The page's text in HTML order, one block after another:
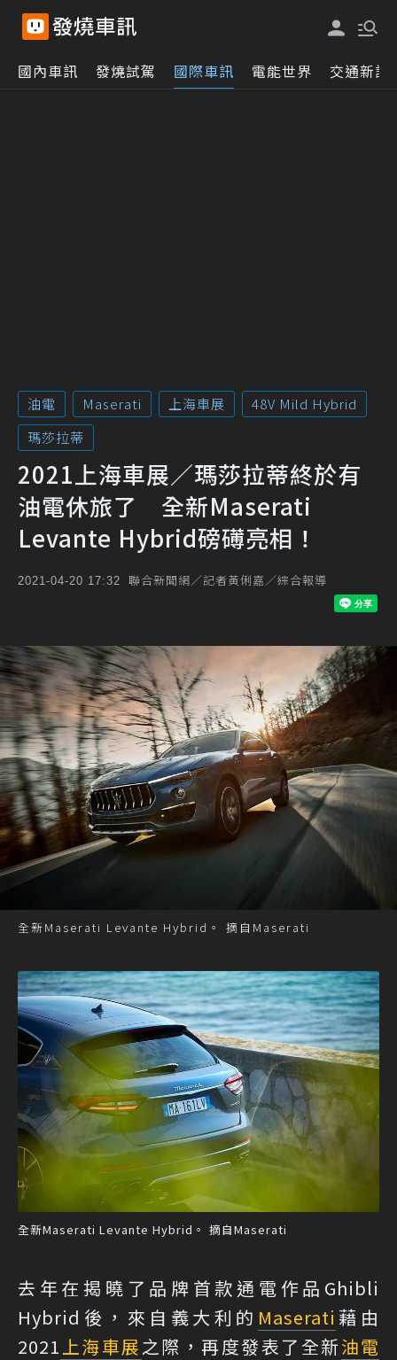
國內車訊 發燒試駕 國際車訊 電能世界 交通新訊
油電 Maserati 上海車展
48V Mild Hybrid
瑪莎拉蒂
2021上海車展／瑪莎拉蒂終於有
油電休旅了 全新Maserati
Levante Hybrid磅礡亮相！
2021-04-20 17:32 聯合新聞網／記者黃俐嘉／綜合報導
全新Maserati Levante Hybrid。 摘自Maserati
全新Maserati Levante Hybrid。 摘自Maserati
去年在揭曉了品牌首款通電作品Ghibli
Hybrid後，來自義大利的 Maserati 藉由
2021上海車展之際，再度發表了全新油電